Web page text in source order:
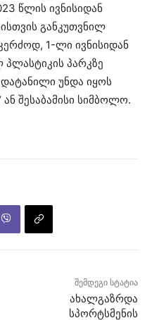
წლის ივნისიდან
განკუთვნილ
1-ლი ივნისიდან
პლასტიკის პარკზე
უნდა იყოს
ან შესაბამისი სიმბოლო.
შემდეგი სტატია
ახალგაზრდა
სპორტსმენის